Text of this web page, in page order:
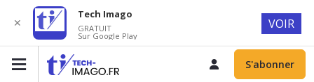
S'abonner
✕
Tech Imago
GRATUIT
Sur Google Play
VOIR